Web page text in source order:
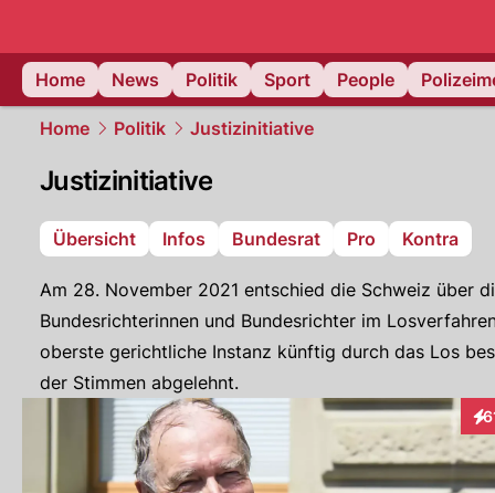
Home
News Politik Sport People
Home Politik Justizinitiative
Justizinitiative
Übersicht Infos Bundesrat Pro Kontra
Am 28. November 2021 entschied die Schweiz über
Bundesrichterinnen und Bundesrichter im
oberste gerichtliche Instanz künftig durch das Los
der Stimmen abgelehnt.